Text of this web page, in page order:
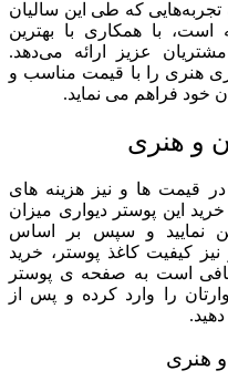
تجربه‌هایی که طی این سالیان
با همکاری با بهترین
عزیز ارائه می‌دهد.
هنری را با قیمت مناسب و
خود فراهم می نماید.
و هنری
قیمت ها و نیز هزینه های
این پوستر دیواری میزان
نمایید و سپس بر اساس
کیفیت کاغذ پوستر، خرید
کافی است به صفحه ی پوستر
را وارد کرده و پس از
هنری